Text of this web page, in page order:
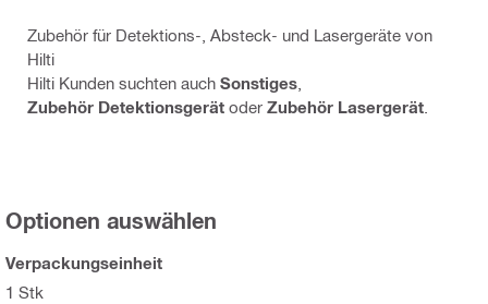
Zubehör für Detektions-, Absteck- und Lasergeräte von
Hilti
Hilti Kunden suchten auch Sonstiges
Zubehör Detektionsgerät oder Zubehör Lasergerät
Optionen auswählen
Verpackungseinheit
1 Stk